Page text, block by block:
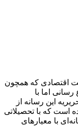
اقتصادی که همچون
اما با
این رسانه از
است که با تحصیلاتی
با معیار‌های